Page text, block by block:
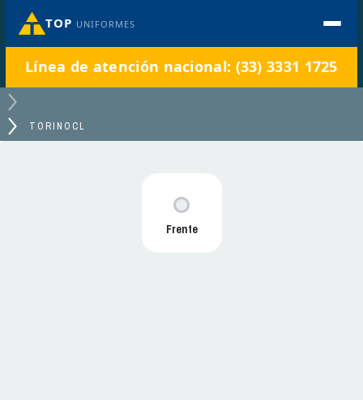
TOP UNIFORMES
Línea de atención nacional: (33) 3331 1725
TORINOCL
Frente